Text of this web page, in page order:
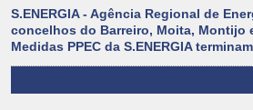
S.ENERGIA - Agência Regional de
concelhos do Barreiro, Moita, Montijo
Medidas PPEC da S.ENERGIA